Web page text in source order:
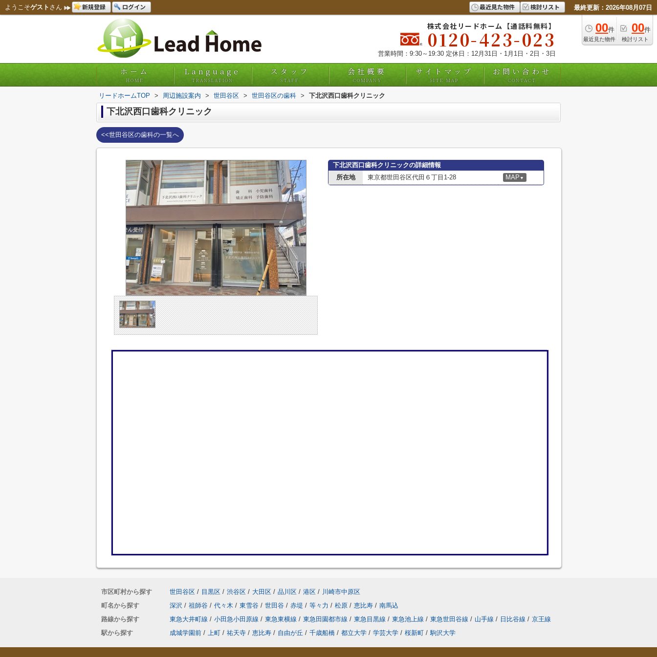
ようこそゲスト さん 新規登録 ログイン 最近見た物件 検討リスト 最終更新：2026年08月07日
00件
最近見た物件
00件
検討リスト
株式会社リードホーム【通話料無料】
0120-423-023
営業時間：9:30～19:30 定休日：12月31日・1月1日・2日・3日
ホーム
HOME
Language
TRANSLATION
スタッフ
STAFF
会社概要
COMPANY
サイトマップ
SITE MAP
お問い合わせ
CONTACT
リードホームTOP > 周辺施設案内 > 世田谷区 > 世田谷区の歯科 > 下北沢西口歯科クリニック
下北沢西口歯科クリニック
<<世田谷区の歯科の一覧へ
下北沢西口歯科クリニックの詳細情報
所在地
東京都世田谷区代田６丁目1-28 MAP ▼
市区町村から探す 世田谷区 / 目黒区 / 渋谷区 / 大田区 / 品川区 / 港区 / 川崎市中原区
町名から探す
深沢 / 祖師谷 / 代々木 / 東雪谷 / 世田谷 / 赤堤 / 等々力 / 松原 / 恵比寿 / 南馬込
路線から探す
東急大井町線 / 小田急小田原線 / 東急東横線 / 東急田園都市線 / 東急目黒線 / 東急池上線 / 東急世田谷線 / 山手線 / 日比谷線 / 京王線
駅から探す
成城学園前 / 上町 / 祐天寺 / 恵比寿 / 自由が丘 / 千歳船橋 / 都立大学 / 学芸大学 / 桜新町 / 駒沢大学